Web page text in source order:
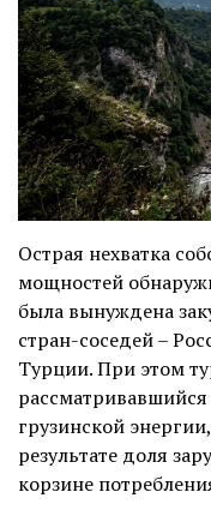
Острая нехватка
мощностей
была вынуждена
стран-соседей –
Турции. При этом
грузинской
результате доля
корзине